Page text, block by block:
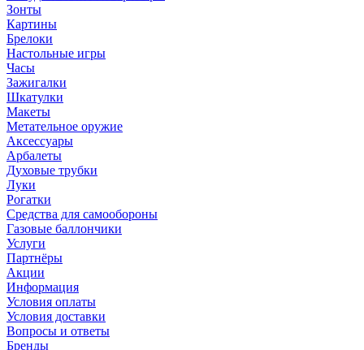
Зонты
Картины
Брелоки
Настольные игры
Часы
Зажигалки
Шкатулки
Макеты
Метательное оружие
Аксессуары
Арбалеты
Духовые трубки
Луки
Рогатки
Средства для самообороны
Газовые баллончики
Услуги
Партнёры
Акции
Информация
Условия оплаты
Условия доставки
Вопросы и ответы
Бренды